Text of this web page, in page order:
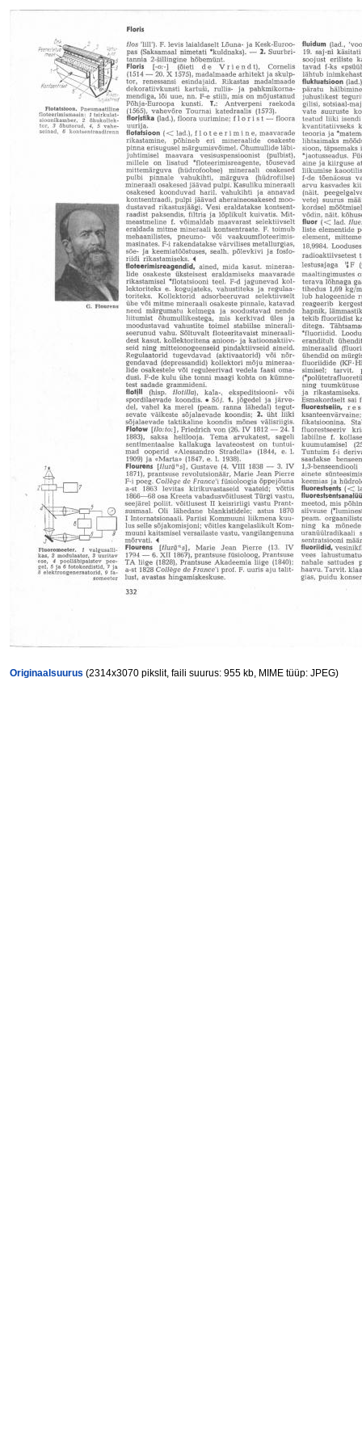
Originaalsuurus (2314x3070 pikslit, faili suurus: 955 kb, MIME tüüp: JPEG)